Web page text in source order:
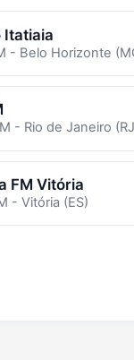
Itatiaia
- Belo Horizonte
- Rio de Janeiro
FM Vitória
- Vitória (ES)